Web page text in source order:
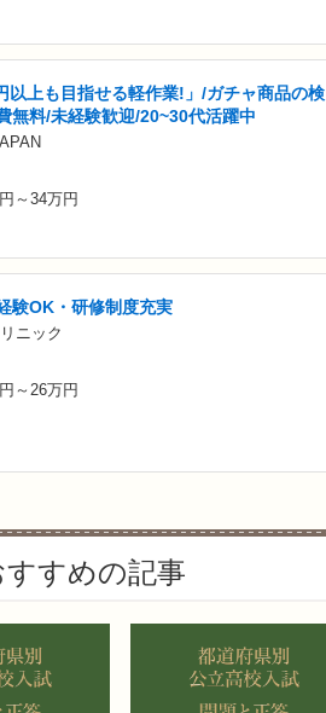
以上も目指せる軽作業!」/ガチャ商品の検
無料/未経験歓迎/20~30代活躍中
～34万円
験OK・研修制度充実
ニック
～26万円
すめの記事